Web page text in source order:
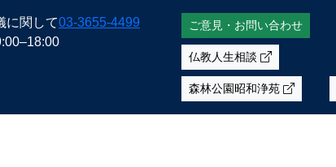
に関して03-3655-4499
ご意見・お問い合わせ
仏教人生相談
森林公園昭和浄苑